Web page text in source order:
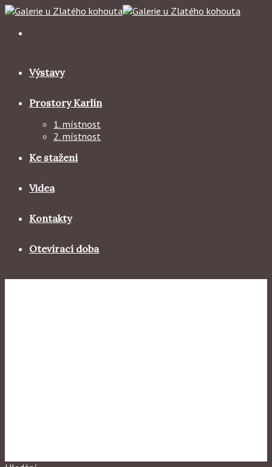
Skip
content
Výstavy
Prostory Karlín
1. místnost
2. místnost
Ke stažení
Videa
Kontakty
Otevírací doba